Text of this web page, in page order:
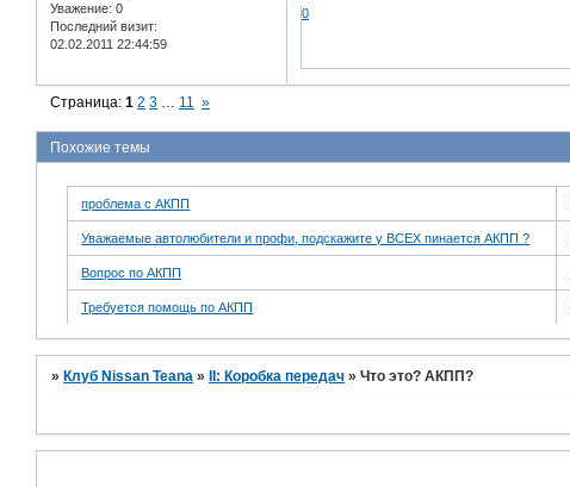
Уважение: 0
Последний визит:
02.02.2011 22:44:59
0
Страница:1 2 3 … 11 »
Похожие темы
проблема с АКПП
Уважаемые автолюбители и профи, подскажите у ВСЕХ пинается АКПП ?
Вопрос по АКПП
Требуется помощь по АКПП
»Клуб Nissan Teana »II: Коробка передач »Что это? АКПП?